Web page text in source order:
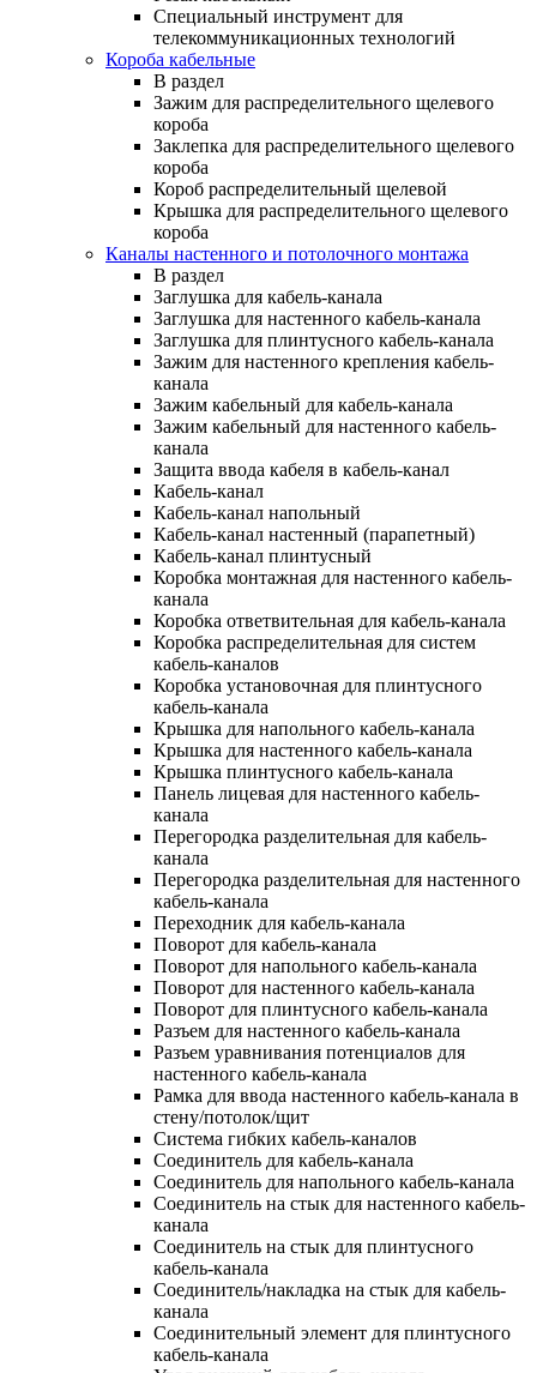
Специальный инструмент для
телекоммуникационных технологий
Короба кабельные
В раздел
Зажим для распределительного щелевого
короба
Заклепка для распределительного щелевого
короба
Короб распределительный щелевой
Крышка для распределительного щелевого
короба
Каналы настенного и потолочного монтажа
В раздел
Заглушка для кабель-канала
Заглушка для настенного кабель-канала
Заглушка для плинтусного кабель-канала
Зажим для настенного крепления кабель-
канала
Зажим кабельный для кабель-канала
Зажим кабельный для настенного кабель-
канала
Защита ввода кабеля в кабель-канал
Кабель-канал
Кабель-канал напольный
Кабель-канал настенный (парапетный)
Кабель-канал плинтусный
Коробка монтажная для настенного кабель-
канала
Коробка ответвительная для кабель-канала
Коробка распределительная для систем
кабель-каналов
Коробка установочная для плинтусного
кабель-канала
Крышка для напольного кабель-канала
Крышка для настенного кабель-канала
Крышка плинтусного кабель-канала
Панель лицевая для настенного кабель-
канала
Перегородка разделительная для кабель-
канала
Перегородка разделительная для настенного
кабель-канала
Переходник для кабель-канала
Поворот для кабель-канала
Поворот для напольного кабель-канала
Поворот для настенного кабель-канала
Поворот для плинтусного кабель-канала
Разъем для настенного кабель-канала
Разъем уравнивания потенциалов для
настенного кабель-канала
Рамка для ввода настенного кабель-канала в
стену/потолок/щит
Система гибких кабель-каналов
Соединитель для кабель-канала
Соединитель для напольного кабель-канала
Соединитель на стык для настенного кабель-
канала
Соединитель на стык для плинтусного
кабель-канала
Соединитель/накладка на стык для кабель-
канала
Соединительный элемент для плинтусного
кабель-канала